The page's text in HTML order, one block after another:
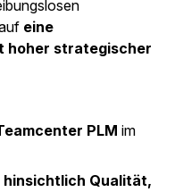
eine
hoher strategischer
PLM im
hinsichtlich Qualität,